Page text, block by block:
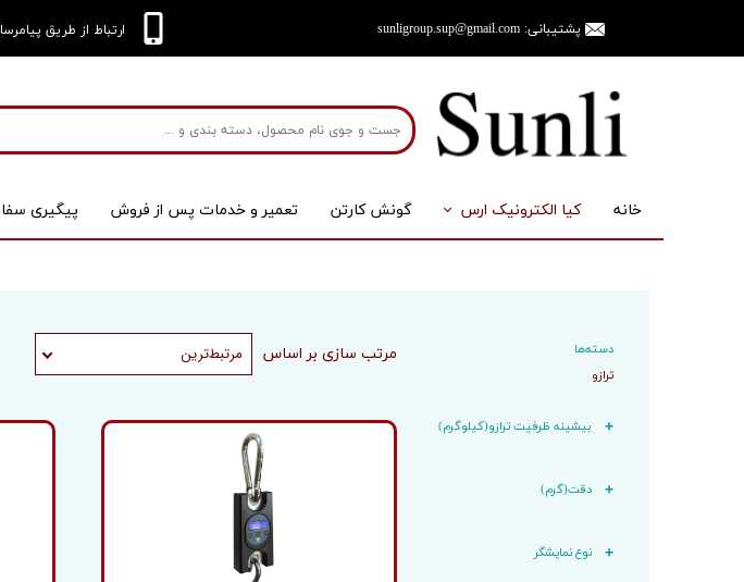
پشتیبانی:sunligroup.sup@gmail.com ارتباط از طریق
خانه کیا الکترونیک ارس
ترازوی آزمایشگاهی
ترازوی جیبی
ترازوی خانگی
باسکول
باسکول متحرک
لودسل
سینی و کیس
کابل تغذیه آداپتور
گونش کارتن تعمیر و خدمات پس از فروش پیگیری
دسته‌ها
ترازو
بیشینه ظرفیت ترازو(کیلوگرم)
دقت(گرم)
نوع نمایشگر
مرتب سازی بر اساس مرتبط‌ترین